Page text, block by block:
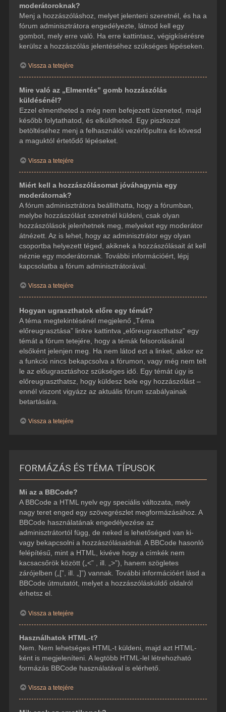
moderátoroknak?
Menj a hozzászóláshoz, melyet jelenteni szeretnél, és ha a
fórum adminisztrátora engedélyezte, látnod kell egy
gombot, mely erre való. Ha erre kattintasz, végigkísérésre
kerülsz a hozzászólás jelentéséhez szükséges lépéseken.
Vissza a tetejére
Mire való az „Elmentés” gomb hozzászólás
küldésénél?
Ezzel elmentheted a még nem befejezett üzeneted, majd
később folytathatod, és elküldheted. Egy piszkozat
betöltéséhez menj a felhasználói vezérlőpultra és kövesd
a maguktól értetődő lépéseket.
Vissza a tetejére
Miért kell a hozzászólásomat jóváhagynia egy
moderátornak?
A fórum adminisztrátora beállíthatta, hogy a fórumban,
melybe hozzászólást szeretnél küldeni, csak olyan
hozzászólások jelenhetnek meg, melyeket egy moderátor
átnézett. Az is lehet, hogy az adminisztrátor egy olyan
csoportba helyezett téged, akiknek a hozzászólásait át kell
néznie egy moderátornak. További információért, lépj
kapcsolatba a fórum adminisztrátorával.
Vissza a tetejére
Hogyan ugraszthatok előre egy témát?
A téma megtekintésénél megjelenő „Téma
előreugrasztása” linkre kattintva „előreugraszthatsz” egy
témát a fórum tetejére, hogy a témák felsorolásánál
elsőként jelenjen meg. Ha nem látod ezt a linket, akkor ez
a funkció nincs bekapcsolva a fórumon, vagy még nem telt
le az előugrasztáshoz szükséges idő. Egy témát úgy is
előreugraszthatsz, hogy küldesz bele egy hozzászólást –
ennél viszont vigyázz az aktuális fórum szabályainak
betartására.
Vissza a tetejére
FORMÁZÁS ÉS TÉMA TÍPUSOK
Mi az a BBCode?
A BBCode a HTML nyelv egy speciális változata, mely
nagy teret enged egy szövegrészlet megformázásához. A
BBCode használatának engedélyezése az
adminisztrátortól függ, de neked is lehetőséged van ki-
vagy bekapcsolni a hozzászólásaidnál. A BBCode hasonló
felépítésű, mint a HTML, kivéve hogy a címkék nem
kacsacsőrök között („<” , ill. „>”), hanem szögletes
zárójelben („[”, ill. „]”) vannak. További információért lásd a
BBCode útmutatót, melyet a hozzászólásküldő oldalról
érhetsz el.
Vissza a tetejére
Használhatok HTML-t?
Nem. Nem lehetséges HTML-t küldeni, majd azt HTML-
ként is megjeleníteni. A legtöbb HTML-lel létrehozható
formázás BBCode használatával is elérhető.
Vissza a tetejére